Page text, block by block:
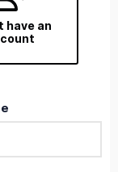
have an